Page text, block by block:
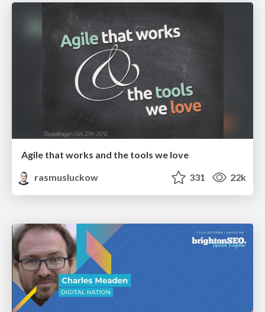
Agile that works and the tools we love
rasmusluckow
331 22k